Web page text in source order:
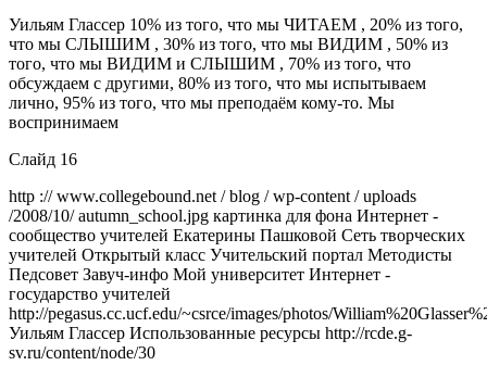
Уильям Глассер 10% из того, что мы ЧИТАЕМ , 20% из того,
что мы СЛЫШИМ , 30% из того, что мы ВИДИМ , 50% из
того, что мы ВИДИМ и СЛЫШИМ , 70% из того, что
обсуждаем с другими, 80% из того, что мы испытываем
лично, 95% из того, что мы преподаём кому-то. Мы
воспринимаем
Слайд 16
http :// www.collegebound.net / blog / wp-content / uploads
/2008/10/ autumn_school.jpg картинка для фона Интернет -
сообщество учителей Екатерины Пашковой Сеть творческих
учителей Открытый класс Учительский портал Методисты
Педсовет Завуч-инфо Мой университет Интернет -
государство учителей
http://pegasus.cc.ucf.edu/~csrce/images/photos/
Уильям Глассер Использованные ресурсы http://rcde.g-
sv.ru/content/node/30